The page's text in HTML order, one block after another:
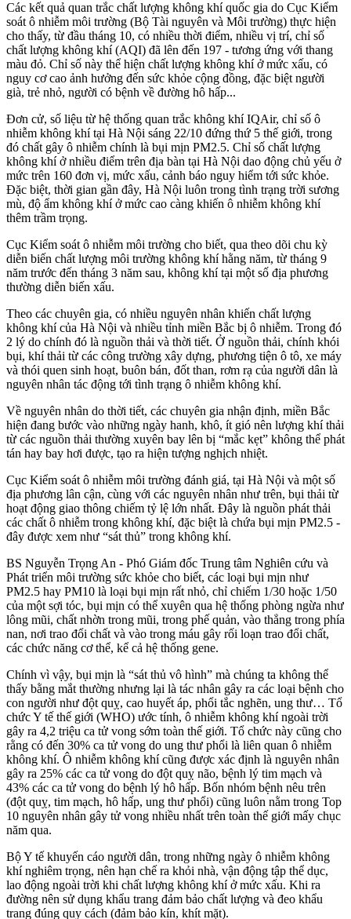
Các kết quả quan trắc chất lượng không khí quốc gia do Cục Kiểm
soát ô nhiễm môi trường (Bộ Tài nguyên và Môi trường) thực hiện
cho thấy, từ đầu tháng 10, có nhiều thời điểm, nhiều vị trí, chỉ số
chất lượng không khí (AQI) đã lên đến 197 - tương ứng với thang
màu đỏ. Chỉ số này thể hiện chất lượng không khí ở mức xấu, có
nguy cơ cao ảnh hưởng đến sức khỏe cộng đồng, đặc biệt người
già, trẻ nhỏ, người có bệnh về đường hô hấp...
Đơn cử, số liệu từ hệ thống quan trắc không khí IQAir, chỉ số ô
nhiễm không khí tại Hà Nội sáng 22/10 đứng thứ 5 thế giới, trong
đó chất gây ô nhiễm chính là bụi mịn PM2.5. Chỉ số chất lượng
không khí ở nhiều điểm trên địa bàn tại Hà Nội dao động chủ yếu ở
mức trên 160 đơn vị, mức xấu, cảnh báo nguy hiểm tới sức khỏe.
Đặc biệt, thời gian gần đây, Hà Nội luôn trong tình trạng trời sương
mù, độ ẩm không khí ở mức cao càng khiến ô nhiễm không khí
thêm trầm trọng.
Cục Kiểm soát ô nhiễm môi trường cho biết, qua theo dõi chu kỳ
diễn biến chất lượng môi trường không khí hằng năm, từ tháng 9
năm trước đến tháng 3 năm sau, không khí tại một số địa phương
thường diễn biến xấu.
Theo các chuyên gia, có nhiều nguyên nhân khiến chất lượng
không khí của Hà Nội và nhiều tỉnh miền Bắc bị ô nhiễm. Trong đó
2 lý do chính đó là nguồn thải và thời tiết. Ở nguồn thải, chính khói
bụi, khí thải từ các công trường xây dựng, phương tiện ô tô, xe máy
và thói quen sinh hoạt, buôn bán, đốt than, rơm rạ của người dân là
nguyên nhân tác động tới tình trạng ô nhiễm không khí.
Về nguyên nhân do thời tiết, các chuyên gia nhận định, miền Bắc
hiện đang bước vào những ngày hanh, khô, ít gió nên lượng khí thải
từ các nguồn thải thường xuyên bay lên bị “mắc kẹt” không thể phát
tán hay bay hơi được, tạo ra hiện tượng nghịch nhiệt.
Cục Kiểm soát ô nhiễm môi trường đánh giá, tại Hà Nội và một số
địa phương lân cận, cùng với các nguyên nhân như trên, bụi thải từ
hoạt động giao thông chiếm tỷ lệ lớn nhất. Đây là nguồn phát thải
các chất ô nhiễm trong không khí, đặc biệt là chứa bụi mịn PM2.5 -
đây được xem như “sát thủ” trong không khí.
BS Nguyễn Trọng An - Phó Giám đốc Trung tâm Nghiên cứu và
Phát triển môi trường sức khỏe cho biết, các loại bụi mịn như
PM2.5 hay PM10 là loại bụi mịn rất nhỏ, chỉ chiếm 1/30 hoặc 1/50
của một sợi tóc, bụi mịn có thể xuyên qua hệ thống phòng ngừa như
lông mũi, chất nhờn trong mũi, trong phế quản, vào thẳng trong phía
nan, nơi trao đổi chất và vào trong máu gây rối loạn trao đổi chất,
các chức năng c‌ơ th‌ể, kể cả hệ thống gene.
Chính vì vậy, bụi mịn là “sát thủ vô hình” mà chúng ta không thể
thấy bằng mắt thường nhưng lại là tác nhân gây ra các loại bệnh cho
con người như đột quỵ, cao huyết áp, phổi tắc nghẽn, ung thư… Tổ
chức Y tế thế giới (WHO) ước tính, ô nhiễm không khí ngoài trời
gây ra 4,2 triệu ca t‌ử von‌g sớm toàn thế giới. Tổ chức này cũng cho
rằng có đến 30% ca t‌ử von‌g do ung thư phổi là liên quan ô nhiễm
không khí. Ô nhiễm không khí cũng được xác định là nguyên nhân
gây ra 25% các ca t‌ử von‌g do đột quỵ não, bệnh lý tim mạch và
43% các ca t‌ử von‌g do bệnh lý hô hấp. Bốn nhóm bệnh nêu trên
(đột quỵ, tim mạch, hô hấp, ung thư phổi) cũng luôn nằm trong Top
10 nguyên nhân gây t‌ử von‌g nhiều nhất trên toàn thế giới mấy chục
năm qua.
Bộ Y tế khuyến cáo người dân, trong những ngày ô nhiễm không
khí nghiêm trọng, nên hạn chế ra khỏi nhà, vận động tập thể dục,
lao động ngoài trời khi chất lượng không khí ở mức xấu. Khi ra
đường nên sử dụng khẩu trang đảm bảo chất lượng và đeo khẩu
trang đúng quy cách (đảm bảo kín, khít mặt).